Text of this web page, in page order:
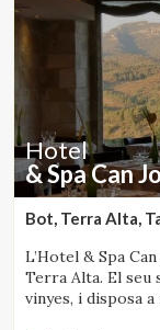
Hotel
& Spa Can
Bot, Terra Alta,
L’Hotel & Spa
Terra Alta. El seu
vinyes, i disposa a